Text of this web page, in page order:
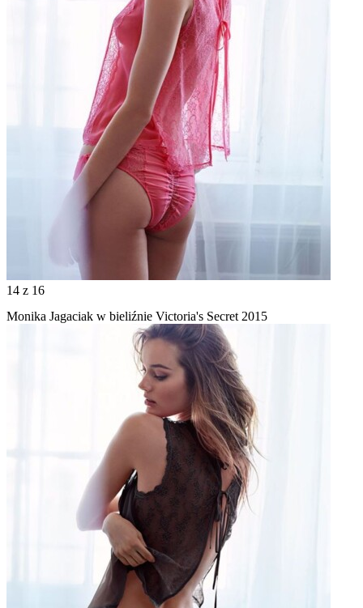
14 z 16
Monika Jagaciak w bieliźnie Victoria's Secret 2015